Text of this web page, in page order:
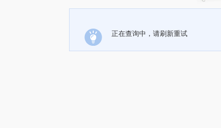
正在查询中，请刷新重试